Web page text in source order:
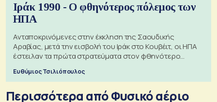
Ιράκ 1990 - Ο φθηνότερος πόλεμος των
ΗΠΑ
Ανταποκρινόμενες στην έκκληση της Σαουδικής
Αραβίας, μετά την εισβολή του Ιράκ στο Κουβέιτ, οι ΗΠΑ
έστειλαν τα πρώτα στρατεύματα στον φθηνότερο
Ευθύμιος Τσιλιόπουλος
Περισσότερα από Φυσικό αέριο